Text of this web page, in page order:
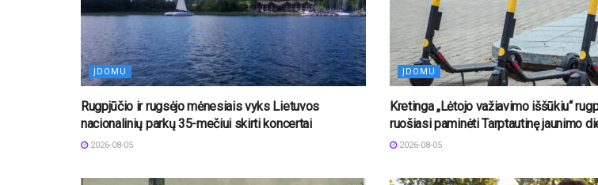
ĮDOMU
Rugpjūčio ir rugsėjo mėnesiais vyks Lietuvos
nacionalinių parkų 35-mečiui skirti koncertai
2026-08-05
ĮDOMU
Kretinga „Lėtojo važiavimo iššūkiu“
ruošiasi paminėti Tarptautinę jaunimo
2026-08-05